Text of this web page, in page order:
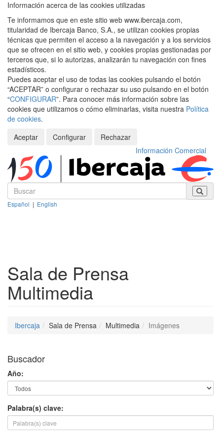
Información acerca de las cookies utilizadas
Te informamos que en este sitio web www.ibercaja.com,
titularidad de Ibercaja Banco, S.A., se utilizan cookies propias
técnicas que permiten el acceso a la navegación y a los servicios
que se ofrecen en el sitio web, y cookies propias gestionadas por
terceros que, si lo autorizas, analizarán tu navegación con fines
estadísticos.
Puedes aceptar el uso de todas las cookies pulsando el botón
“ACEPTAR” o configurar o rechazar su uso pulsando en el botón
“CONFIGURAR”. Para conocer más información sobre las
cookies que utilizamos o cómo eliminarlas, visita nuestra Política
de cookies.
Aceptar
Configurar
Rechazar
Información Comercial
Español | English
Sala de Prensa
Multimedia
Ibercaja Sala de Prensa Multimedia Imágenes
Buscador
Año:
Palabra(s) clave: